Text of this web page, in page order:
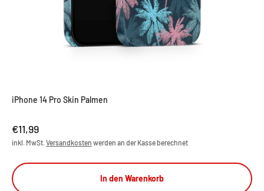
iPhone 14 Pro Skin Palmen
Angebot
€11,99
inkl. MwSt.Versandkosten werden an der Kasse berechnet
In den Warenkorb